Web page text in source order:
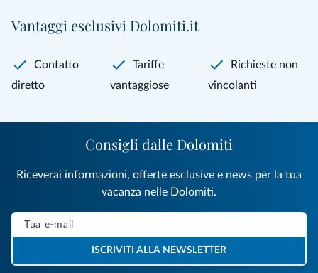
Vantaggi esclusivi Dolomiti.it
Contatto
diretto
Tariffe
vantaggiose
Richieste non
vincolanti
Consigli dalle Dolomiti
Riceverai informazioni, offerte esclusive e news per la tua
vacanza nelle Dolomiti.
ISCRIVITI ALLA NEWSLETTER